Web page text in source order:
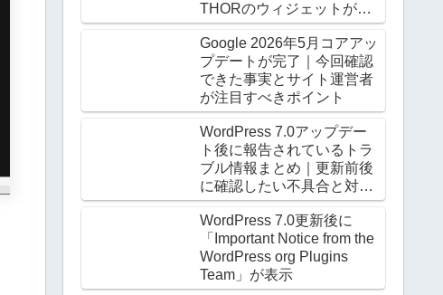
THORのウィジェットがロ
グアウト時だけ崩る
Google 2026年5月コアアッ
プデートが完了｜今回確認
できた事実とサイト運営者
が注目すべきポイント
WordPress 7.0アップデー
ト後に報告されているトラ
ブル情報まとめ｜更新前後
に確認したい不具合と対処
法
WordPress 7.0更新後に
「Important Notice from the
WordPress org Plugins
Team」が表示